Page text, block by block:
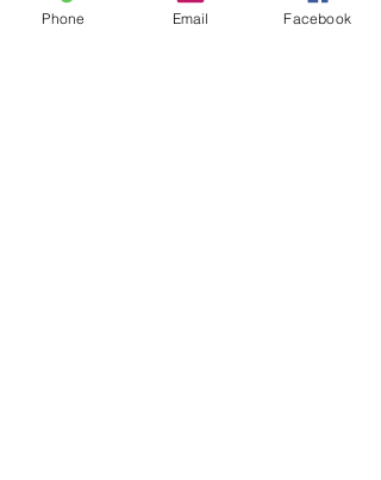
5 nappal ezelőtt
Phone Email Facebook